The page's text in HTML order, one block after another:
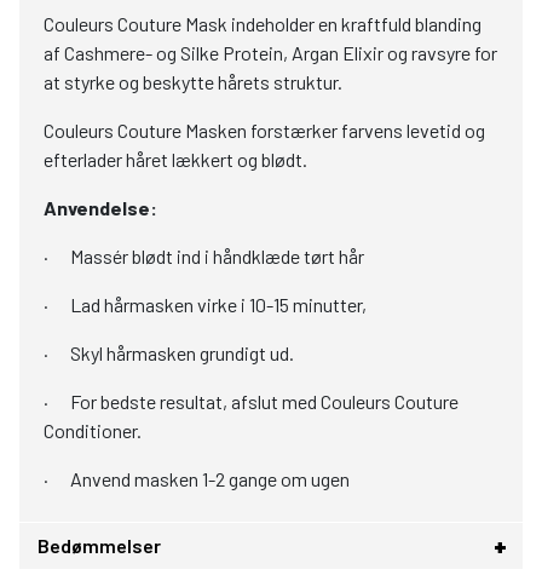
Couleurs Couture Mask indeholder en kraftfuld blanding
af Cashmere- og Silke Protein, Argan Elixir og ravsyre for
at styrke og beskytte hårets struktur.
Couleurs Couture Masken forstærker farvens levetid og
efterlader håret lækkert og blødt.
Anvendelse:
· Massér blødt ind i håndklæde tørt hår
· Lad hårmasken virke i 10-15 minutter,
· Skyl hårmasken grundigt ud.
· For bedste resultat, afslut med Couleurs Couture
Conditioner.
· Anvend masken 1-2 gange om ugen
Bedømmelser